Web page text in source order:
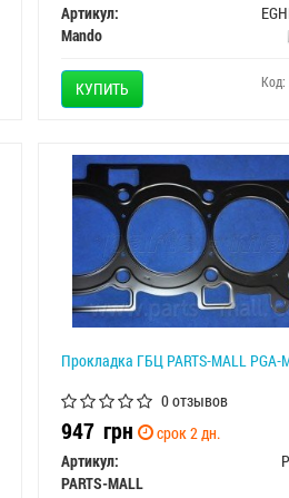
Артикул:
Mando
КУПИТЬ Код:
Прокладка ГБЦ PARTS-MALL PGA-
0 отзывов
947 грн
срок 2 дн.
Артикул:
PARTS-MALL